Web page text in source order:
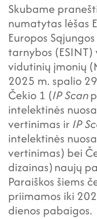
Skubame
numatytas lėšas
Europos
tarnybos
vidutinių įmonių
2025 m. spalio
Čekio 1 (IP Scan
intelektinės
vertinimas ir IP
intelektinės
vertinimas) bei
dizainas) naujų
Paraiškos šiems
priimamos iki
dienos pabaigos.